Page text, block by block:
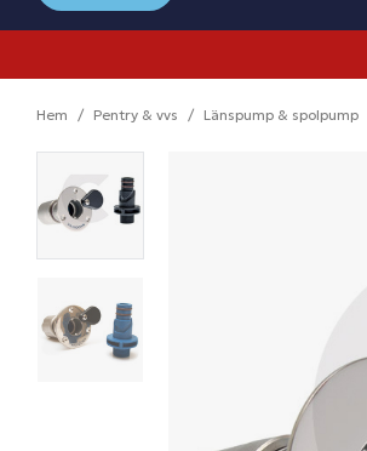
Hem Pentry & vvs Länspump & spolpump